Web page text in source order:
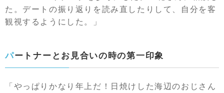
た。デートの振り返りを読み直したりして、自分を客
観視するようにした。」
パートナーとお見合いの時の第一印象
「やっぱりかなり年上だ！日焼けした海辺のおじさん